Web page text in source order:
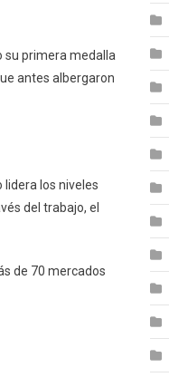
su primera medalla
antes albergaron
los niveles
del trabajo, el
de 70 mercados